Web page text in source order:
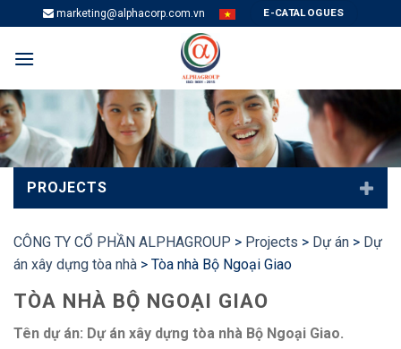
content
marketing@alphacorp.com.vn E-CATALOGUES
PROJECTS
CÔNG TY CỔ PHẦN ALPHAGROUP > Projects > Dự án > Dự
án xây dựng tòa nhà > Tòa nhà Bộ Ngoại Giao
TÒA NHÀ BỘ NGOẠI GIAO
Tên dự án: Dự án xây dựng tòa nhà Bộ Ngoại Giao.